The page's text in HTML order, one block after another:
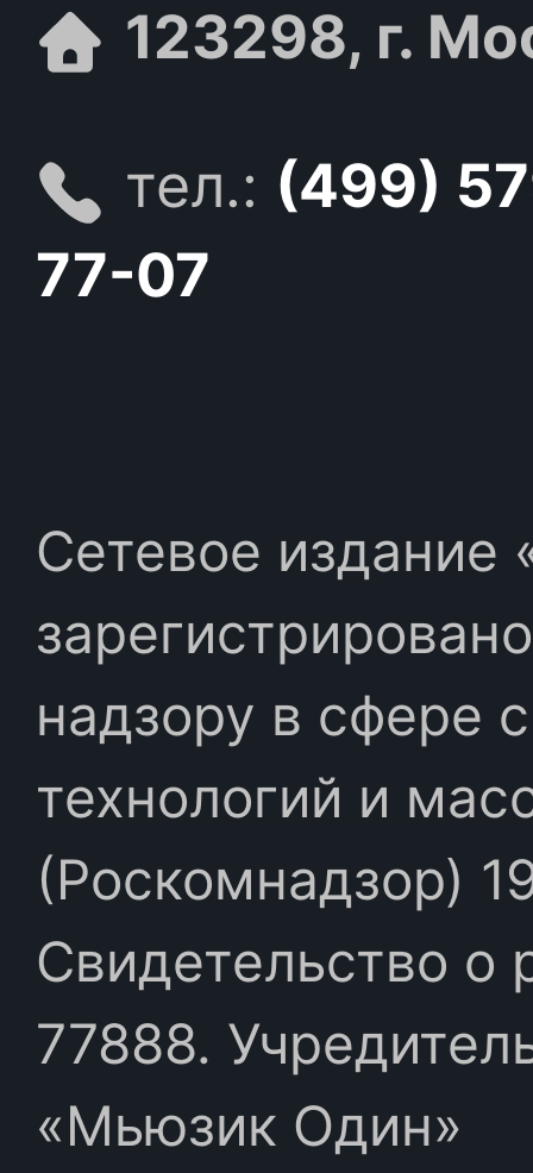
123298, г.
тел.: (499)
77-07
Сетевое издание
надзору в сфере
технологий и
(Роскомнадзор)
Свидетельство
77888.
«Мьюзик Один»